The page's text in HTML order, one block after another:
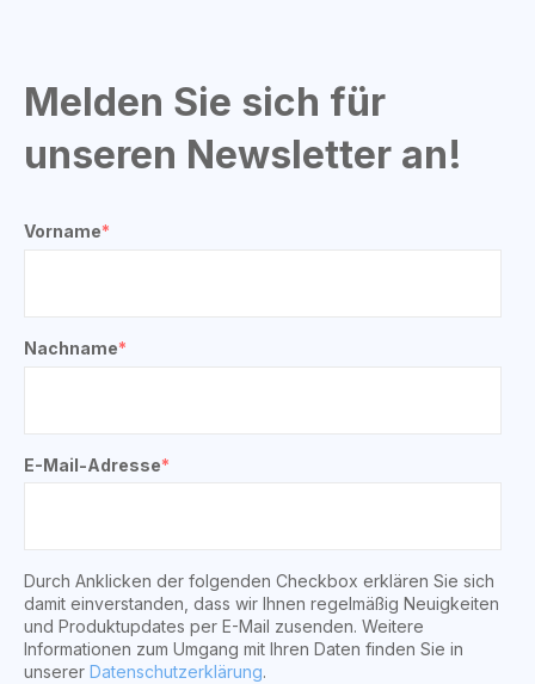
Melden Sie sich für
unseren Newsletter an!
Vorname*
Nachname*
E-Mail-Adresse*
Durch Anklicken der folgenden Checkbox erklären Sie sich
damit einverstanden, dass wir Ihnen regelmäßig Neuigkeiten
und Produktupdates per E-Mail zusenden. Weitere
Informationen zum Umgang mit Ihren Daten finden Sie in
unserer Datenschutzerklärung.